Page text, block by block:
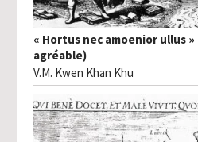
« Hortus nec amoenior ullus
agréable)
V.M. Kwen Khan Khu